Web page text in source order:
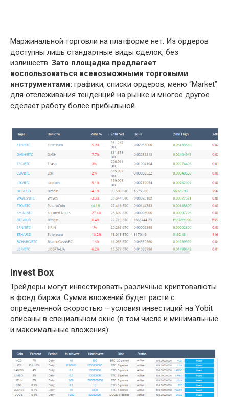
Маржинальной торговли на платформе нет. Из ордеров
доступны лишь стандартные виды сделок, без
излишеств. Зато площадка предлагает
воспользоваться всевозможными торговыми
инструментами: графики, списки ордеров, меню “Market”
для отслеживания тенденций на рынке и многое другое
сделает работу более прибыльной.
Invest Box
Трейдеры могут инвестировать различные криптовалюты
в фонд биржи. Сумма вложений будет расти с
определенной скоростью – условия инвестиций на Yobit
описаны в специальном окне (в том числе и минимальные
и максимальные вложения):